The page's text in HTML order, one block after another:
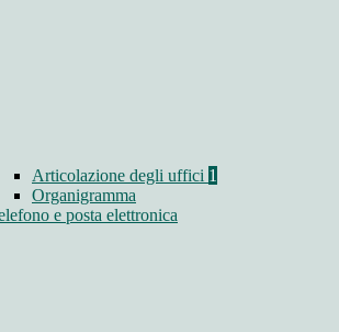
Articolazione degli uffici 1
Organigramma
e posta elettronica